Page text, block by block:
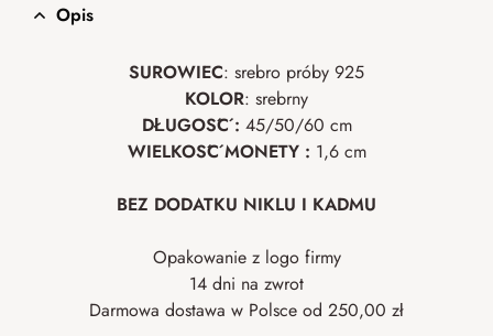
Opis
SUROWIEC: srebro próby 925
KOLOR: srebrny
DŁUGOŚĆ : 45/50/60 cm
WIELKOŚĆ MONETY : 1,6 cm
BEZ DODATKU NIKLU I KADMU
Opakowanie z logo firmy
14 dni na zwrot
Darmowa dostawa w Polsce od 250,00 zł